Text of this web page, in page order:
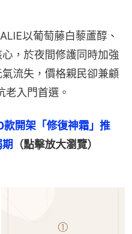
以葡萄藤白藜蘆醇、
，於夜間修護同時加強
流失，價格親民卻兼顧
老入門首選。
款開架「修復神霜」推
（點擊放大瀏覽）